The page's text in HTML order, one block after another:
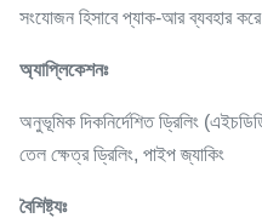
সংযোজন হিসাবে প্যাক-আর ব্যবহার
অ্যাপ্লিকেশনঃ
অনুভূমিক দিকনির্দেশিত ড্রিলিং
তেল ক্ষেত্র ড্রিলিং, পাইপ জ্যাকিং
বৈশিষ্ট্যঃ